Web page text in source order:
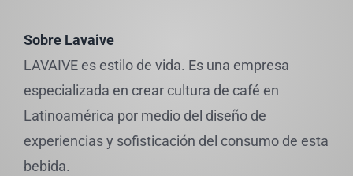
Sobre Lavaive
LAVAIVE es estilo de vida. Es una empresa
especializada en crear cultura de café en
Latinoamérica por medio del diseño de
experiencias y sofisticación del consumo de esta
bebida.